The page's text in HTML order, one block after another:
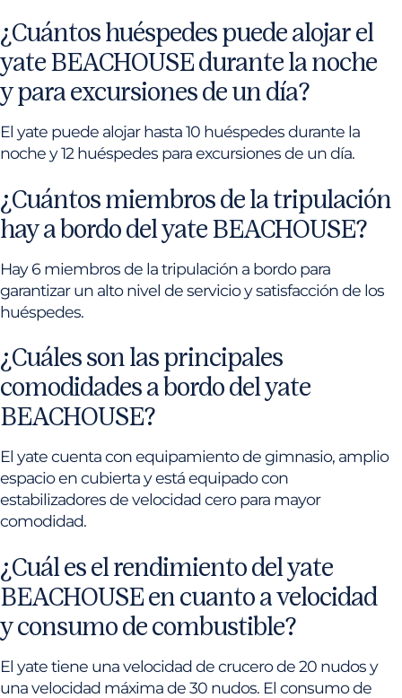
¿Cuántos huéspedes puede alojar el
yate BEACHOUSE durante la noche
y para excursiones de un día?
El yate puede alojar hasta 10 huéspedes durante la
noche y 12 huéspedes para excursiones de un día.
¿Cuántos miembros de la tripulación
hay a bordo del yate BEACHOUSE?
Hay 6 miembros de la tripulación a bordo para
garantizar un alto nivel de servicio y satisfacción de los
huéspedes.
¿Cuáles son las principales
comodidades a bordo del yate
BEACHOUSE?
El yate cuenta con equipamiento de gimnasio, amplio
espacio en cubierta y está equipado con
estabilizadores de velocidad cero para mayor
comodidad.
¿Cuál es el rendimiento del yate
BEACHOUSE en cuanto a velocidad
y consumo de combustible?
El yate tiene una velocidad de crucero de 20 nudos y
una velocidad máxima de 30 nudos. El consumo de